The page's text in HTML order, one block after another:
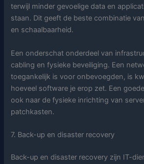
terwijl minder gevoelige data en
staan. Dit geeft de beste combinatie
en schaalbaarheid.
Een onderschat onderdeel van
cabling en fysieke beveiliging. Een
toegankelijk is voor onbevoegden, is
hoeveel software je erop zet. Een
ook naar de fysieke inrichting van
patchkasten.
7. Back-up en disaster recovery
Back-up en disaster recovery zijn IT-